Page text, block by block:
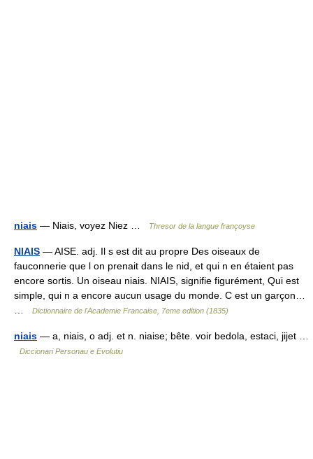
niais — Niais, voyez Niez … Thresor de la langue françoyse
NIAIS — AISE. adj. Il s est dit au propre Des oiseaux de
fauconnerie que l on prenait dans le nid, et qui n en étaient pas
encore sortis. Un oiseau niais. NIAIS, signifie figurément, Qui est
simple, qui n a encore aucun usage du monde. C est un garçon…
Dictionnaire de l'Academie Francaise, 7eme edition (1835)
niais — a, niais, o adj. et n. niaise; bête. voir bedola, estaci, jijet …
Diccionari Personau e Evolutiu